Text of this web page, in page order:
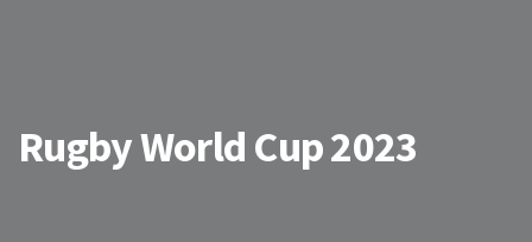
Rugby World Cup 2023